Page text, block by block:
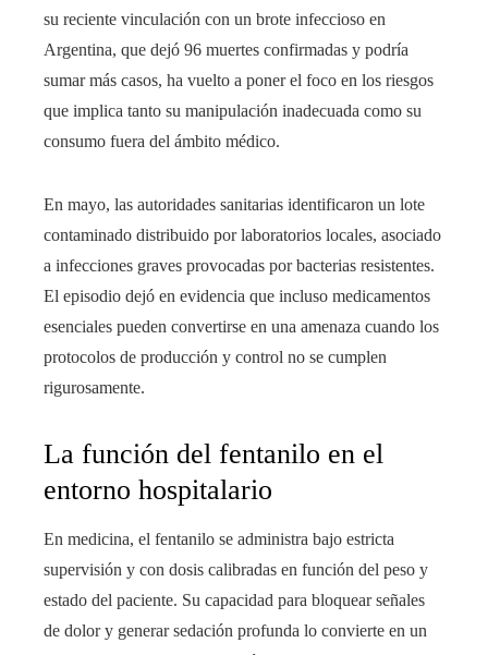
su reciente vinculación con un brote infeccioso en
Argentina, que dejó 96 muertes confirmadas y podría
sumar más casos, ha vuelto a poner el foco en los riesgos
que implica tanto su manipulación inadecuada como su
consumo fuera del ámbito médico.
En mayo, las autoridades sanitarias identificaron un lote
contaminado distribuido por laboratorios locales, asociado
a infecciones graves provocadas por bacterias resistentes.
El episodio dejó en evidencia que incluso medicamentos
esenciales pueden convertirse en una amenaza cuando los
protocolos de producción y control no se cumplen
rigurosamente.
La función del fentanilo en el
entorno hospitalario
En medicina, el fentanilo se administra bajo estricta
supervisión y con dosis calibradas en función del peso y
estado del paciente. Su capacidad para bloquear señales
de dolor y generar sedación profunda lo convierte en un